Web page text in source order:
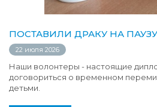
ПОСТАВИЛИ ДРАКУ НА ПАУЗУ
22 июля 2026
Наши волонтеры - настоящие
договориться о временном
детьми.